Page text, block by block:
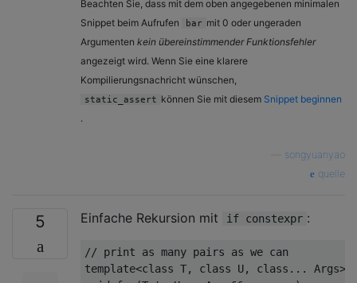
Beachten Sie, dass mit dem oben angegebenen minimalen
Snippet beim Aufrufen
bar mit 0 oder ungeraden
Argumenten kein übereinstimmender Funktionsfehler
angezeigt wird. Wenn Sie eine klarere
Kompilierungsnachricht wünschen,
static_assert können Sie mit diesem Snippet beginnen
.
songyuanyao
quelle
5 Einfache Rekursion mit if constexpr :
// print as many pairs as we can
template<class T, class U, class ... Args>